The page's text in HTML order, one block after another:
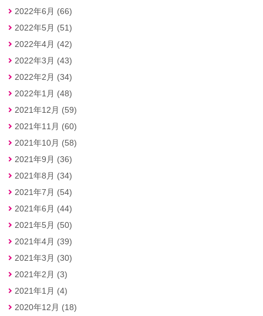
2022年6月 (66)
2022年5月 (51)
2022年4月 (42)
2022年3月 (43)
2022年2月 (34)
2022年1月 (48)
2021年12月 (59)
2021年11月 (60)
2021年10月 (58)
2021年9月 (36)
2021年8月 (34)
2021年7月 (54)
2021年6月 (44)
2021年5月 (50)
2021年4月 (39)
2021年3月 (30)
2021年2月 (3)
2021年1月 (4)
2020年12月 (18)